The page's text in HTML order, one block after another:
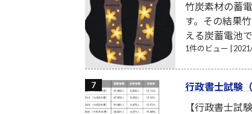
竹炭素材の蓄
す。その結果
える炭蓄電池
1件のビュー
行政書士試験
【行政書士試